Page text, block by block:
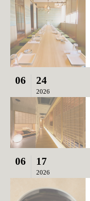
06 24
2026
06 17
2026